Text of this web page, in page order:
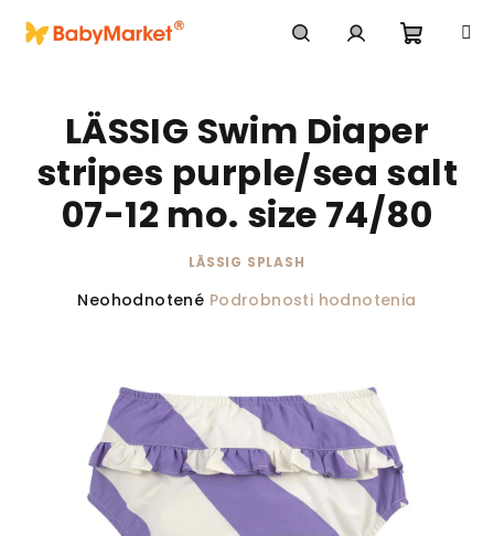
LÄSSIG Swim Diaper
stripes purple/sea salt
07-12 mo. size 74/80
LÄSSIG SPLASH
Priemerné hodnotenie produktu je 0,0 z 5
Neohodnotené Podrobnosti hodnotenia